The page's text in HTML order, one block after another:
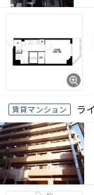
賃貸マンション ラ